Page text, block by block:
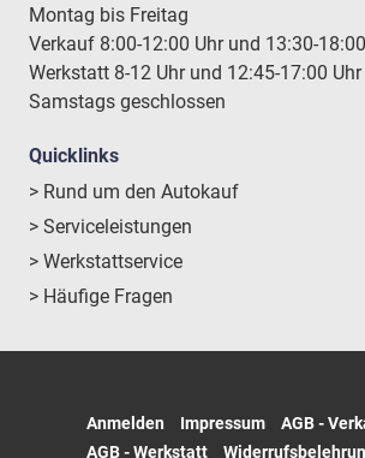
Montag bis Freitag
Verkauf 8:00-12:00 Uhr und 13:30-
Werkstatt 8-12 Uhr und 12:45-17:00 Uhr
Samstags geschlossen
Quicklinks
> Rund um den Autokauf
> Serviceleistungen
> Werkstattservice
> Häufige Fragen
Anmelden Impressum
AGB -
AGB - Werkstatt